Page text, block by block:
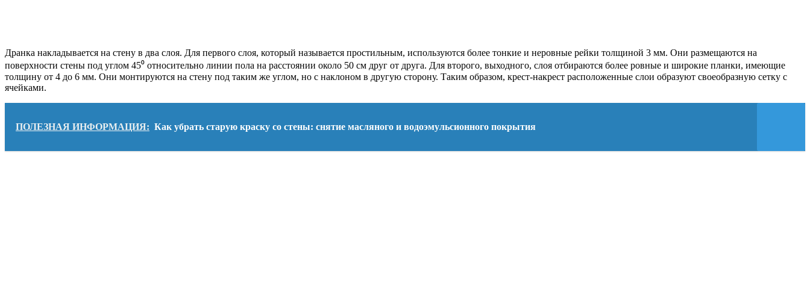
Дранка накладывается на стену в два слоя. Для первого слоя, который называется простильным, используются более тонкие и неровные рейки толщиной 3 мм. Они размещаются на
поверхности стены под углом 45⁰ относительно линии пола на расстоянии около 50 см друг от друга. Для второго, выходного, слоя отбираются более ровные и широкие планки, имеющие
толщину от 4 до 6 мм. Они монтируются на стену под таким же углом, но с наклоном в другую сторону. Таким образом, крест-накрест расположенные слои образуют своеобразную сетку с
ячейками.
ПОЛЕЗНАЯ ИНФОРМАЦИЯ: Как убрать старую краску со стены: снятие масляного и водоэмульсионного покрытия